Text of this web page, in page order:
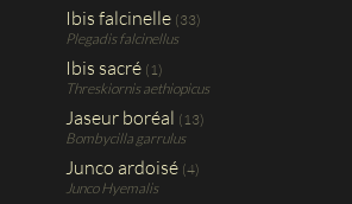
Ibis falcinelle (33)
Plegadis falcinellus
Ibis sacré (1)
Threskiornis aethiopicus
Jaseur boréal (13)
Bombycilla garrulus
Junco ardoisé (4)
Junco Hyemalis